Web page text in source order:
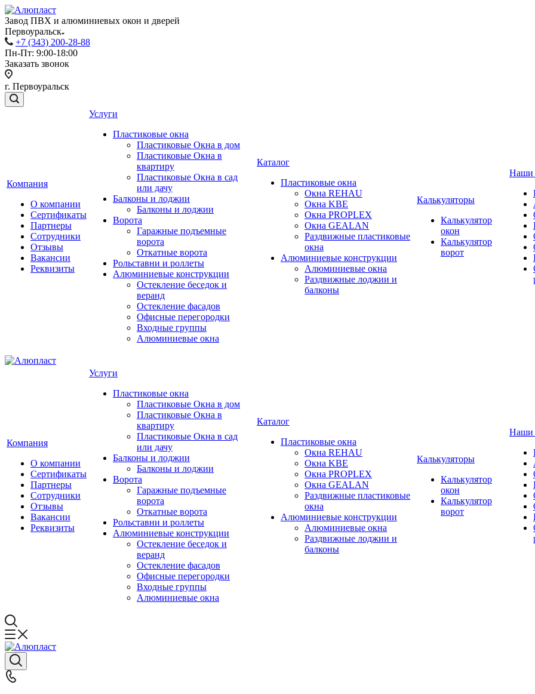
Завод ПВХ и алюминиевых окон и дверей
Первоуральск
+7 (343) 200-28-88
Пн-Пт: 9:00-18:00
Заказать звонок
г. Первоуральск
Компания
О компании
Сертификаты
Партнеры
Сотрудники
Отзывы
Вакансии
Реквизиты
Услуги
Пластиковые окна
Пластиковые Окна в дом
Пластиковые Окна в
квартиру
Пластиковые Окна в сад
или дачу
Балконы и лоджии
Балконы и лоджии
Ворота
Гаражные подъемные
ворота
Откатные ворота
Рольставни и роллеты
Алюминиевые конструкции
Остекление беседок и
веранд
Остекление фасадов
Офисные перегородки
Входные группы
Алюминиевые окна
Каталог
Пластиковые окна
Окна REHAU
Окна KBE
Окна PROPLEX
Окна GEALAN
Раздвижные пластиковые
окна
Алюминиевые конструкции
Алюминиевые окна
Раздвижные лоджии и
балконы
Калькуляторы
Калькулятор
окон
Калькулятор
ворот
Наши
Компания
О компании
Сертификаты
Партнеры
Сотрудники
Отзывы
Вакансии
Реквизиты
Услуги
Пластиковые окна
Пластиковые Окна в дом
Пластиковые Окна в
квартиру
Пластиковые Окна в сад
или дачу
Балконы и лоджии
Балконы и лоджии
Ворота
Гаражные подъемные
ворота
Откатные ворота
Рольставни и роллеты
Алюминиевые конструкции
Остекление беседок и
веранд
Остекление фасадов
Офисные перегородки
Входные группы
Алюминиевые окна
Каталог
Пластиковые окна
Окна REHAU
Окна KBE
Окна PROPLEX
Окна GEALAN
Раздвижные пластиковые
окна
Алюминиевые конструкции
Алюминиевые окна
Раздвижные лоджии и
балконы
Калькуляторы
Калькулятор
окон
Калькулятор
ворот
Наши